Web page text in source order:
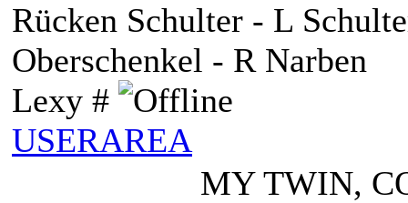
Rücken Schulter - L
Oberschenkel - R Narben
Lexy #
USERAREA
MY TWIN,